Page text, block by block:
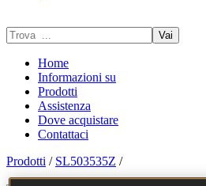
Vai
Home
Informazioni su
Prodotti
Assistenza
Dove acquistare
Contattaci
Prodotti / SL503535Z /